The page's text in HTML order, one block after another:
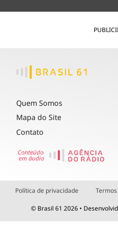
Quem Somos
Mapa do Site
Contato
Política de privacidade
© Brasil 61 2026 •